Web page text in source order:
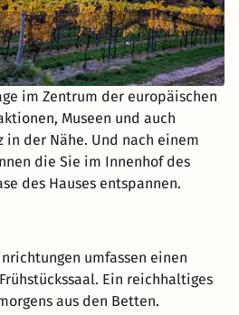
im Zentrum der europäischen
Museen und auch
in der Nähe. Und nach einem
die Sie im Innenhof des
des Hauses entspannen.
umfassen einen
Ein reichhaltiges
aus den Betten.